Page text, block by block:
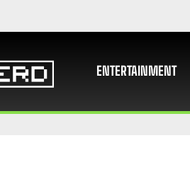
ENTERTAINMENT